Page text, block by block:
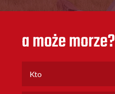
a może morze?